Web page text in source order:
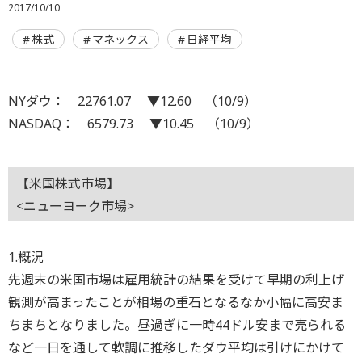
2017/10/10
株式 マネックス 日経平均
NYダウ： 22761.07 ▼12.60 （10/9）
NASDAQ： 6579.73 ▼10.45 （10/9）
【米国株式市場】
<ニューヨーク市場>
1.概況
先週末の米国市場は雇用統計の結果を受けて早期の利上げ
観測が高まったことが相場の重石となるなか小幅に高安ま
ちまちとなりました。昼過ぎに一時44ドル安まで売られる
など一日を通して軟調に推移したダウ平均は引けにかけて